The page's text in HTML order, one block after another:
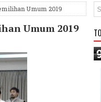
Umum 2019
Umum 2019